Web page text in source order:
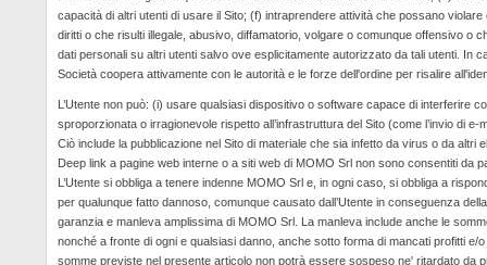
capacità di altri utenti di usare il Sito; (f) intraprendere attività che possano
diritti o che risulti illegale, abusivo, diffamatorio, volgare o comunque offensivo o
dati personali su altri utenti salvo ove esplicitamente autorizzato da tali utenti. In
Società coopera attivamente con le autorità e le forze dell'ordine per risalire
L’Utente non può: (i) usare qualsiasi dispositivo o software capace di
sproporzionata o irragionevole rispetto all’infrastruttura del Sito (come l’invio di
Ciò include la pubblicazione nel Sito di materiale che sia infetto da virus o da
Deep link a pagine web interne o a siti web di MOMO Srl non sono consentiti da
L’Utente si obbliga a tenere indenne MOMO Srl e, in ogni caso, si obbliga a
per qualunque fatto dannoso, comunque causato dall’Utente in conseguenza
garanzia e manleva amplissima di MOMO Srl. La manleva include anche le
nonché a fronte di ogni e qualsiasi danno, anche sotto forma di mancati profitti
somme previste nel presente articolo non potrà essere sospeso ne' ritardato da